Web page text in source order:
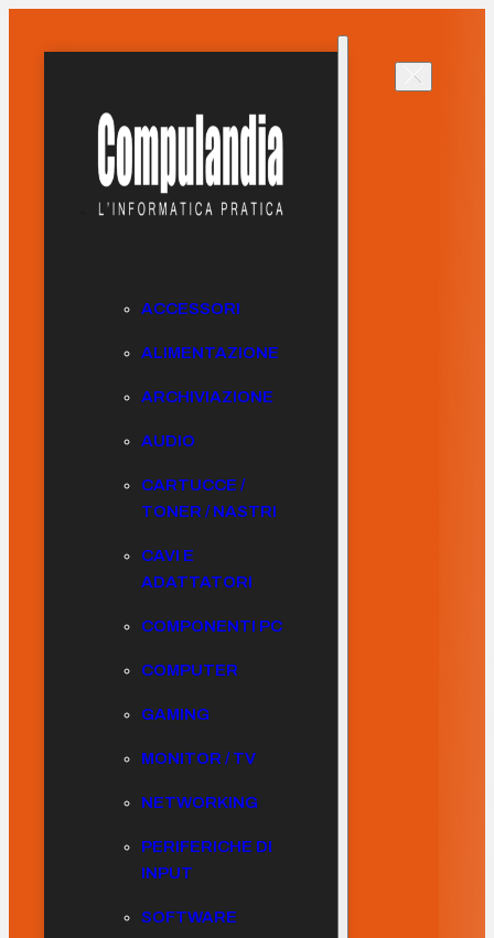
ACCESSORI
ALIMENTAZIONE
ARCHIVIAZIONE
AUDIO
CARTUCCE /
TONER / NASTRI
CAVI E
ADATTATORI
COMPONENTI PC
COMPUTER
GAMING
MONITOR / TV
NETWORKING
PERIFERICHE DI
INPUT
SOFTWARE